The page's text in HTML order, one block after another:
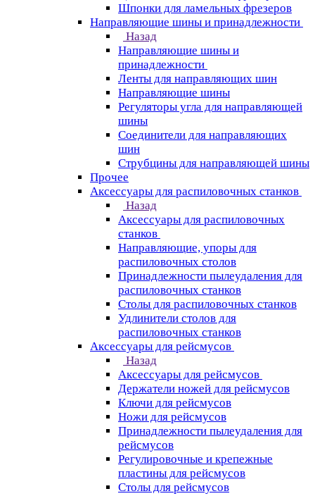
Шпонки для ламельных фрезеров
Направляющие шины и принадлежности
Назад
Направляющие шины и
принадлежности
Ленты для направляющих шин
Направляющие шины
Регуляторы угла для направляющей
шины
Соединители для направляющих
шин
Струбцины для направляющей шины
Прочее
Аксессуары для распиловочных станков
Назад
Аксессуары для распиловочных
станков
Направляющие, упоры для
распиловочных столов
Принадлежности пылеудаления для
распиловочных станков
Столы для распиловочных станков
Удлинители столов для
распиловочных станков
Аксессуары для рейсмусов
Назад
Аксессуары для рейсмусов
Держатели ножей для рейсмусов
Ключи для рейсмусов
Ножи для рейсмусов
Принадлежности пылеудаления для
рейсмусов
Регулировочные и крепежные
пластины для рейсмусов
Столы для рейсмусов